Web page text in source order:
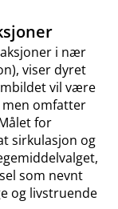
i nær
viser dyret
vil være
men omfatter
for
sirkulasjon og
som nevnt
og livstruende